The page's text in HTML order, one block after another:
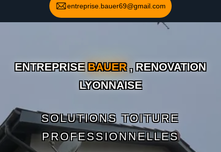
entreprise.bauer69@gmail.com
ENTREPRISEBAUER, RENOVATION
LYONNAISE
SOLUTIONS TOITURE
PROFESSIONNELLES